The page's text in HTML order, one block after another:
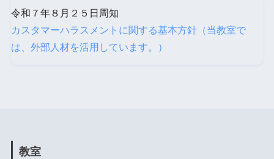
令和７年８月２５日周知
カスタマーハラスメントに関する基本方針（当教室で
は、外部人材を活用しています。）
教室